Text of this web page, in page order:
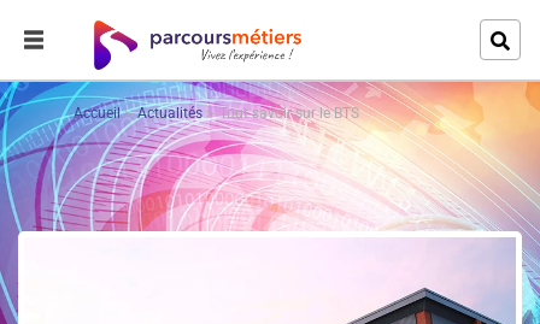
Accueil Actualités Tout savoir sur le BTS